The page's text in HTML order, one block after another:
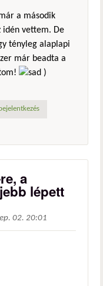
a második
idén vettem. De
tényleg alaplapi
már beadta a
)
a
lépett
02. 20:01